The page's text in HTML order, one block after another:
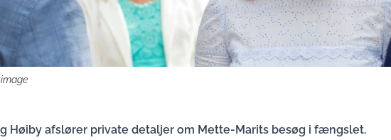
Høiby afslører private detaljer om Mette-Marits besøg i fængslet.